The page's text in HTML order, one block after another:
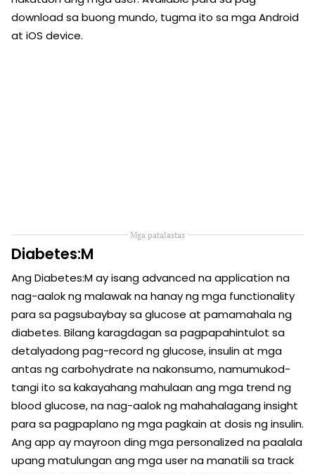
download sa buong mundo, tugma ito sa mga Android
at iOS device.
Mga patalastas
Diabetes:M
Ang Diabetes:M ay isang advanced na application na
nag-aalok ng malawak na hanay ng mga functionality
para sa pagsubaybay sa glucose at pamamahala ng
diabetes. Bilang karagdagan sa pagpapahintulot sa
detalyadong pag-record ng glucose, insulin at mga
antas ng carbohydrate na nakonsumo, namumukod-
tangi ito sa kakayahang mahulaan ang mga trend ng
blood glucose, na nag-aalok ng mahahalagang insight
para sa pagpaplano ng mga pagkain at dosis ng insulin.
Ang app ay mayroon ding mga personalized na paalala
upang matulungan ang mga user na manatili sa track